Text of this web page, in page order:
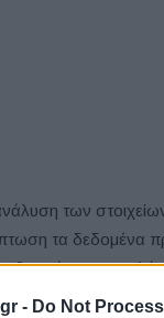
- Do Not
των
τα δεδομένα
οι
από τον Μάρτιο και